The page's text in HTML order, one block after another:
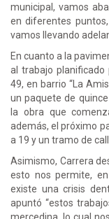
municipal, vamos
en diferentes
vamos llevando
En cuanto a la
al trabajo planificado
49, en barrio “La
un paquete de
la obra que
además, el próximo
a 19 y un tramo de
Asimismo, Carrera
esto nos permite,
existe una crisis
apuntó “estos
mercedina, lo cual